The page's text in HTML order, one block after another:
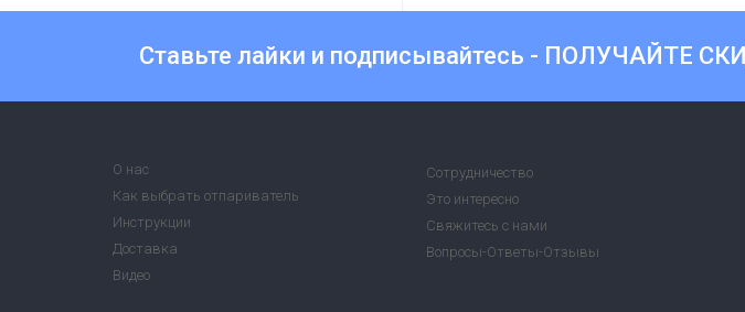
Ставьте лайки и подписывайтесь - ПОЛУЧАЙТЕ
О нас
Как выбрать отпариватель
Инструкции
Доставка
Видео
Сотрудничество
Это интересно
Свяжитесь с нами
Вопросы-Ответы-Отзывы